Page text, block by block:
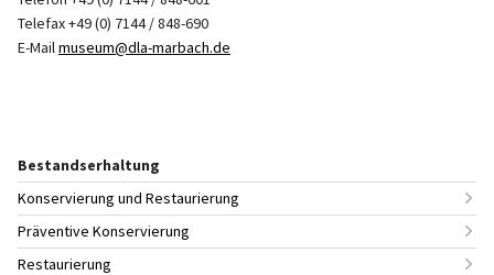
Telefax +49 (0) 7144 / 848-690
E-Mail museum@dla-marbach.de
Bestandserhaltung
Konservierung und Restaurierung
Präventive Konservierung
Restaurierung